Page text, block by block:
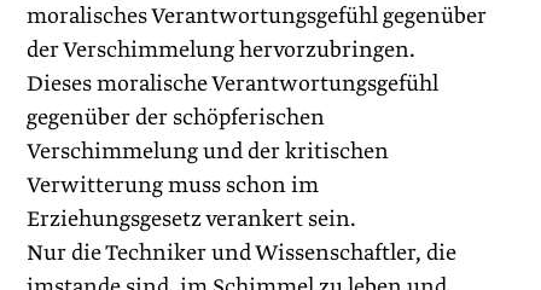
moralisches Verantwortungsgefühl gegenüber
der Verschimmelung hervorzubringen.
Dieses moralische Verantwortungsgefühl
gegenüber der schöpferischen
Verschimmelung und der kritischen
Verwitterung muss schon im
Erziehungsgesetz verankert sein.
Nur die Techniker und Wissenschaftler, die